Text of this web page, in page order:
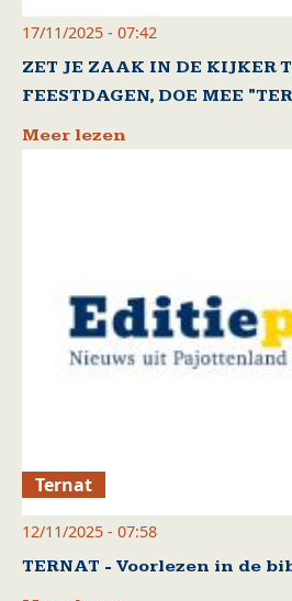
17/11/2025 - 07:42
ZET JE ZAAK IN DE KIJKER
FEESTDAGEN, DOE MEE
Meer lezen
Ternat
12/11/2025 - 07:58
TERNAT - Voorlezen in de